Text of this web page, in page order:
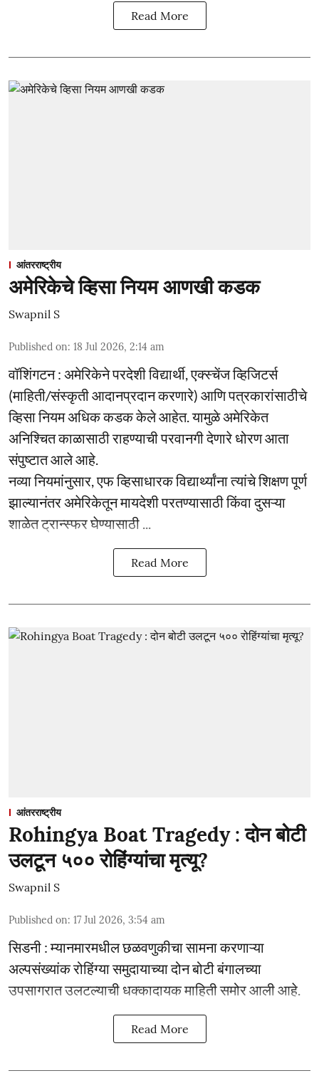
Read More
आंतरराष्ट्रीय
अमेरिकेचे व्हिसा नियम आणखी कडक
Swapnil S
Published on: 18 Jul 2026, 2:14 am
वॉशिंगटन : अमेरिकेने परदेशी विद्यार्थी, एक्स्चेंज व्हिजिटर्स
(माहिती/संस्कृती आदानप्रदान करणारे) आणि पत्रकारांसाठीचे
व्हिसा नियम अधिक कडक केले आहेत. यामुळे अमेरिकेत
अनिश्चित काळासाठी राहण्याची परवानगी देणारे धोरण आता
संपुष्टात आले आहे.
नव्या नियमांनुसार, एफ व्हिसाधारक विद्यार्थ्यांना त्यांचे शिक्षण पूर्ण
झाल्यानंतर अमेरिकेतून मायदेशी परतण्यासाठी किंवा दुसऱ्या
शाळेत ट्रान्स्फर घेण्यासाठी ...
Read More
आंतरराष्ट्रीय
Rohingya Boat Tragedy : दोन बोटी
उलटून ५०० रोहिंग्यांचा मृत्यू?
Swapnil S
Published on: 17 Jul 2026, 3:54 am
सिडनी : म्यानमारमधील छळवणुकीचा सामना करणाऱ्या
अल्पसंख्यांक रोहिंग्या समुदायाच्या दोन बोटी बंगालच्या
उपसागरात उलटल्याची धक्कादायक माहिती समोर आली आहे.
Read More